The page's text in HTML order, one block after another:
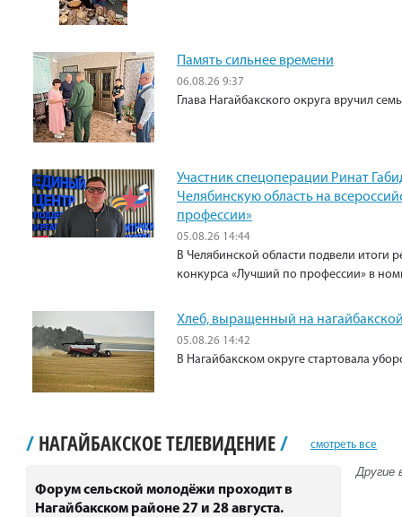
Память сильнее времени
06.08.26 9:37
Глава Нагайбакского округа вручил
Участник спецоперации Ринат
Челябинскую область на
профессии»
05.08.26 14:44
В Челябинской области подвели итоги
конкурса «Лучший по профессии» в
Хлеб, выращенный на
05.08.26 14:42
В Нагайбакском округе стартовала
/ НАГАЙБАКСКОЕ ТЕЛЕВИДЕНИЕ/ смотреть все
Форум сельской молодёжи проходит в
Нагайбакском районе 27 и 28 августа.
Другие